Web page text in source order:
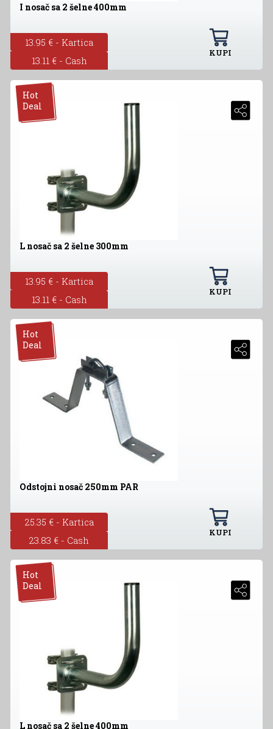
I nosač sa 2 šelne 400mm
13.95 € - Kartica
13.11 € - Cash
KUPI
Hot
Deal
L nosač sa 2 šelne 300mm
13.95 € - Kartica
13.11 € - Cash
KUPI
Hot
Deal
Odstojni nosač 250mm PAR
25.35 € - Kartica
23.83 € - Cash
KUPI
Hot
Deal
L nosač sa 2 šelne 400mm